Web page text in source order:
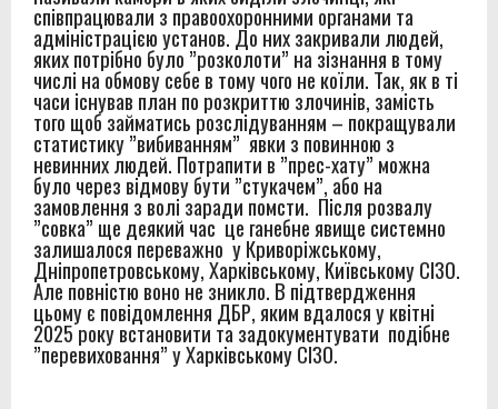
Вінницької виправної колонії №86
Звіт за результатами моніторингового візиту до
Вінницької установи виконання покарань №1
Правозахисники представили в ОБСЄ докази
депортації людей із місць несвободи на тимчасово
окупованих територіях України
Звіт за результатами моніторингового візиту до
Старобабанівської виправної колонії №92
співпрацювали з правоохоронними органами та
адміністрацією установ. До них закривали людей,
яких потрібно було ”розколоти” на зізнання в тому
числі на обмову себе в тому чого не коїли. Так, як в ті
часи існував план по розкриттю злочинів, замість
того щоб займатись розслідуванням – покращували
статистику ”вибиванням” явки з повинною з
невинних людей. Потрапити в ”прес-хату” можна
було через відмову бути ”стукачем”, або на
замовлення з волі заради помсти. Після розвалу
”совка” ще деякий час це ганебне явище системно
залишалося переважно у Криворіжському,
Дніпропетровському, Харківському, Київському СІЗО.
Але повністю воно не зникло. В підтвердження
цьому є повідомлення ДБР, яким вдалося у квітні
2025 року встановити та задокументувати подібне
”перевиховання” у Харківському СІЗО.